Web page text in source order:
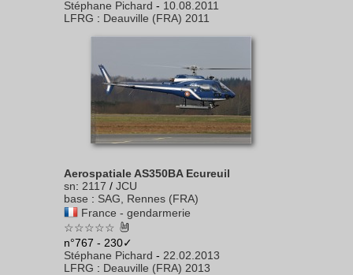
Stéphane Pichard - 10.08.2011
LFRG : Deauville (FRA) 2011
Aerospatiale AS350BA Ecureuil
sn: 2117 / JCU
base : SAG, Rennes (FRA)
France - gendarmerie
☆☆☆☆☆
n°767 - 230✓
Stéphane Pichard - 22.02.2013
LFRG : Deauville (FRA) 2013